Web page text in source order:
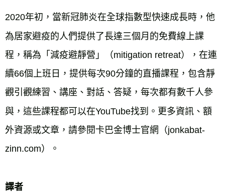
2020年初，當新冠肺炎在全球指數型快速成長時，他
為居家避疫的人們提供了長達三個月的免費線上課
程，稱為「減疫避靜營」（mitigation retreat），在連
續66個上班日，提供每次90分鐘的直播課程，包含靜
觀引觀練習、講座、對話、答疑，每次都有數千人參
與，這些課程都可以在YouTube找到。更多資訊、額
外資源或文章，請參閱卡巴金博士官網（jonkabat-
zinn.com）。
譯者